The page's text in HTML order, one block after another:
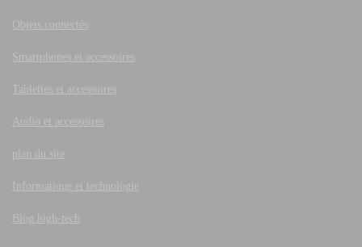
Objets connectés
Smartphones et accessoires
Tablettes et accessoires
Audio et accessoires
plan du site
Informatique et technologie
Blog high-tech